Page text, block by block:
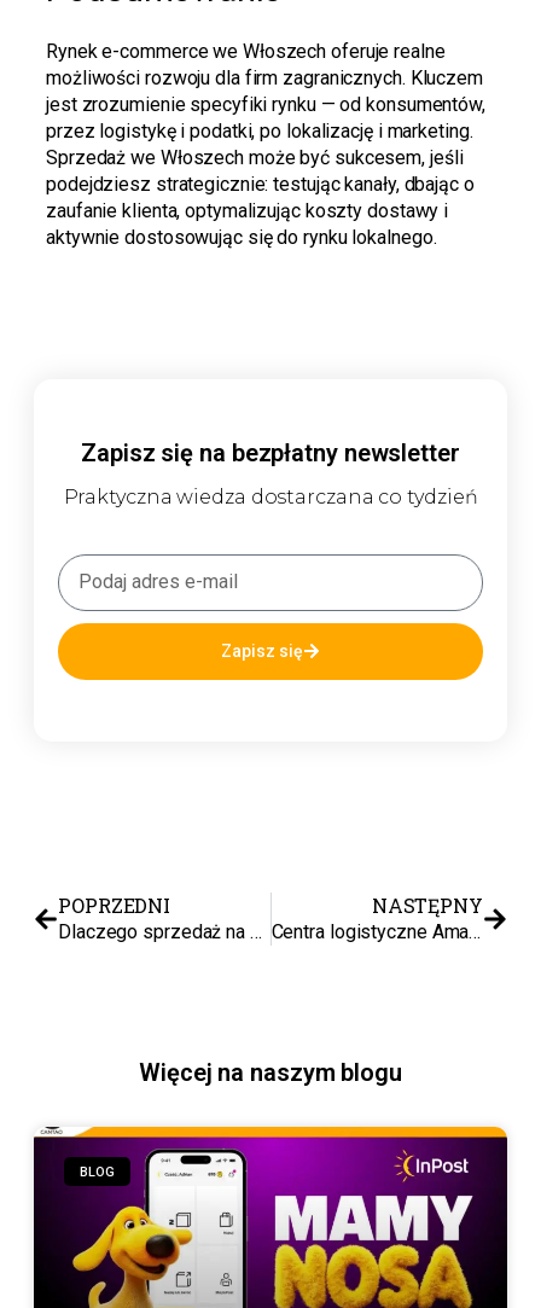
Rynek e-commerce we Włoszech oferuje realne
możliwości rozwoju dla firm zagranicznych. Kluczem
jest zrozumienie specyfiki rynku — od konsumentów,
przez logistykę i podatki, po lokalizację i marketing.
Sprzedaż we Włoszech może być sukcesem, jeśli
podejdziesz strategicznie: testując kanały, dbając o
zaufanie klienta, optymalizując koszty dostawy i
aktywnie dostosowując się do rynku lokalnego.
Zapisz się na bezpłatny newsletter
Praktyczna wiedza dostarczana co tydzień
Zapisz się
POPRZEDNI
Dlaczego sprzedaż na Allegro może nagle spaść? Trzy kluczowe powody
NASTĘPNY
Centra logistyczne Amazon (Fulfillment Centers) — co to jest, jak działają i jak to wykorzystać w sprzedaży e-commerce
Więcej na naszym blogu
BLOG